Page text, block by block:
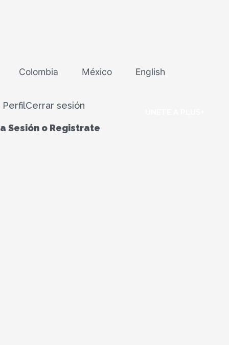
Colombia México English
PerfilCerrar sesión
Sesión o Registrate